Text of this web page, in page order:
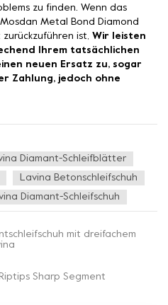
zu finden. Wenn das
Metal Bond Diamond
ist, Wir leisten
Ihrem tatsächlichen
neuen Ersatz zu, sogar
Zahlung, jedoch ohne
Diamant-Schleifblätter
Lavina Betonschleifschuh
Diamant-Schleifschuh
mit dreifachem
Sharp Segment